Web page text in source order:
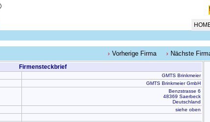
Vorherige Firma Nächste
Firmensteckbrief
GMTS Brinkmeier
GMTS Brinkmeier GmbH
Benzstrasse 6
48369 Saerbeck
Deutschland
siehe oben